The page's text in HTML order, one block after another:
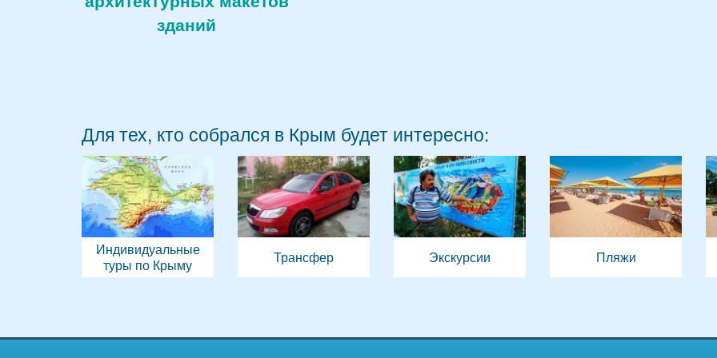
зданий
Для тех, кто собрался в Крым будет интересно:
Индивидуальные
туры по Крыму
Трансфер Экскурсии Пляжи